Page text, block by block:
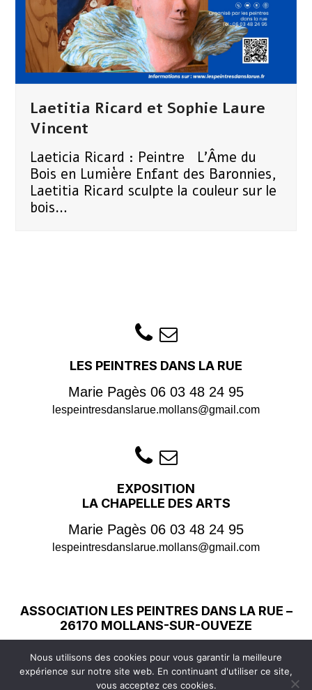
Laetitia Ricard et Sophie Laure
Vincent
Laeticia Ricard : Peintre L'Âme du
Bois en Lumière ​Enfant des Baronnies,
Laetitia Ricard sculpte la couleur sur le
bois…
LES PEINTRES DANS LA RUE
Marie Pagès 06 03 48 24 95
lespeintresdanslarue.mollans@gmail.com
EXPOSITION
LA CHAPELLE DES ARTS
Marie Pagès 06 03 48 24 95
lespeintresdanslarue.mollans@gmail.com
ASSOCIATION LES PEINTRES DANS LA RUE –
26170 MOLLANS-SUR-OUVEZE
Copyright © 2026Les Peintres dans la Rue | Tous droits
réservés |
Mentions légales
Conception graphique
Marie Pagès| Site réalisé par
Nous utilisons des cookies pour vous garantir la meilleure
expérience sur notre site web. En continuant d'utiliser ce site,
vous acceptez ces cookies.